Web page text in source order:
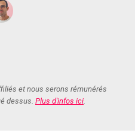
et nous serons rémunérés
dessus. Plus d'infos ici